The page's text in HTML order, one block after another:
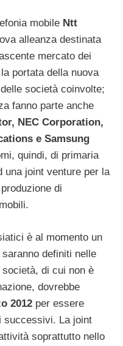
mobile Ntt
alleanza destinata
mercato dei
portata della nuova
società coinvolte;
fanno parte anche
NEC Corporation,
e Samsung
quindi, di primaria
una joint venture per la
di
è al momento un
definiti nelle
di cui non è
dovrebbe
2012 per essere
successivi. La joint
soprattutto nello